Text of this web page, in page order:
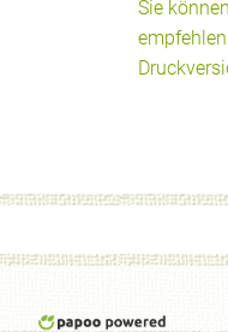
Sie
empfehlen